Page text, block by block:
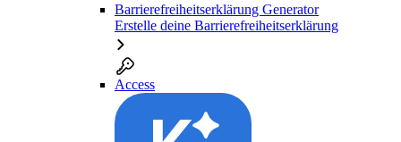
Barrierefreiheitserklärung Generator
Erstelle deine Barrierefreiheitserklärung
Access